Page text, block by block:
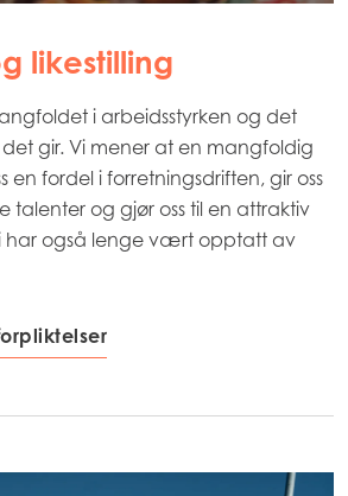
likestilling
i arbeidsstyrken og det
gir. Vi mener at en mangfoldig
en fordel i forretningsdriften, gir oss
talenter og gjør oss til en attraktiv
har også lenge vært opptatt av